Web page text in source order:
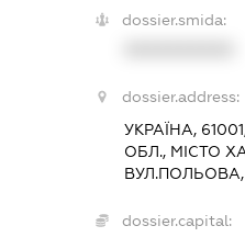
dossier.smida:
dossier.address:
УКРАЇНА,
ОБЛ., МІСТО
dossier.capital: